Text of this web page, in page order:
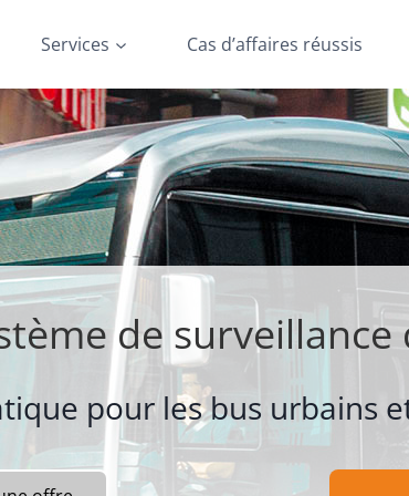
Services Cas d’affaires réussis
de surveillance
pour les bus urbains